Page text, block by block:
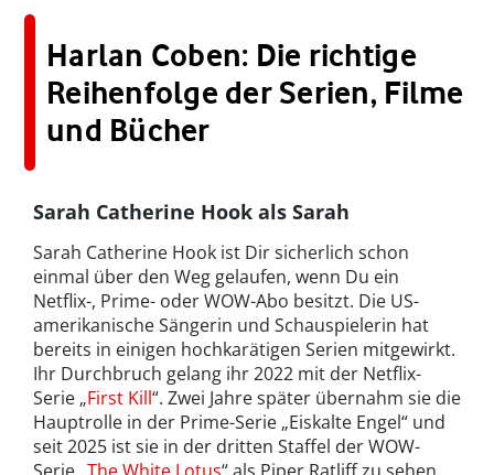
Harlan Coben: Die richtige
Reihenfolge der Serien, Filme
und Bücher
Sarah Catherine Hook als Sarah
Sarah Catherine Hook ist Dir sicherlich schon
einmal über den Weg gelaufen, wenn Du ein
Netflix-, Prime- oder WOW-Abo besitzt. Die US-
amerikanische Sängerin und Schauspielerin hat
bereits in einigen hochkarätigen Serien mitgewirkt.
Ihr Durchbruch gelang ihr 2022 mit der Netflix-
Serie „First Kill“. Zwei Jahre später übernahm sie die
Hauptrolle in der Prime-Serie „Eiskalte Engel“ und
seit 2025 ist sie in der dritten Staffel der WOW-